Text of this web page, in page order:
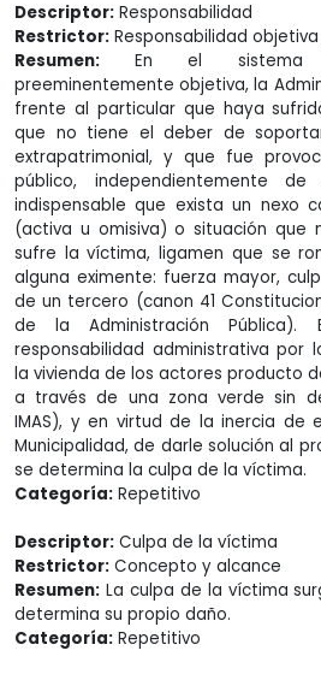
Descriptor: Responsabilidad
Restrictor: Responsabilidad
Resumen: En el sistema
preeminentemente objetiva, la
frente al particular que haya
que no tiene el deber de
extrapatrimonial, y que fue
público, independientemente
indispensable que exista un nexo
(activa u omisiva) o situación que
sufre la víctima, ligamen que se
alguna eximente: fuerza mayor,
de un tercero (canon 41
de la Administración Pública).
responsabilidad administrativa por
la vivienda de los actores producto
a través de una zona verde sin
IMAS), y en virtud de la inercia de
Municipalidad, de darle solución al
se determina la culpa de la víctima.
Categoría: Repetitivo
Descriptor: Culpa de la víctima
Restrictor: Concepto y alcance
Resumen: La culpa de la víctima
determina su propio daño.
Categoría: Repetitivo